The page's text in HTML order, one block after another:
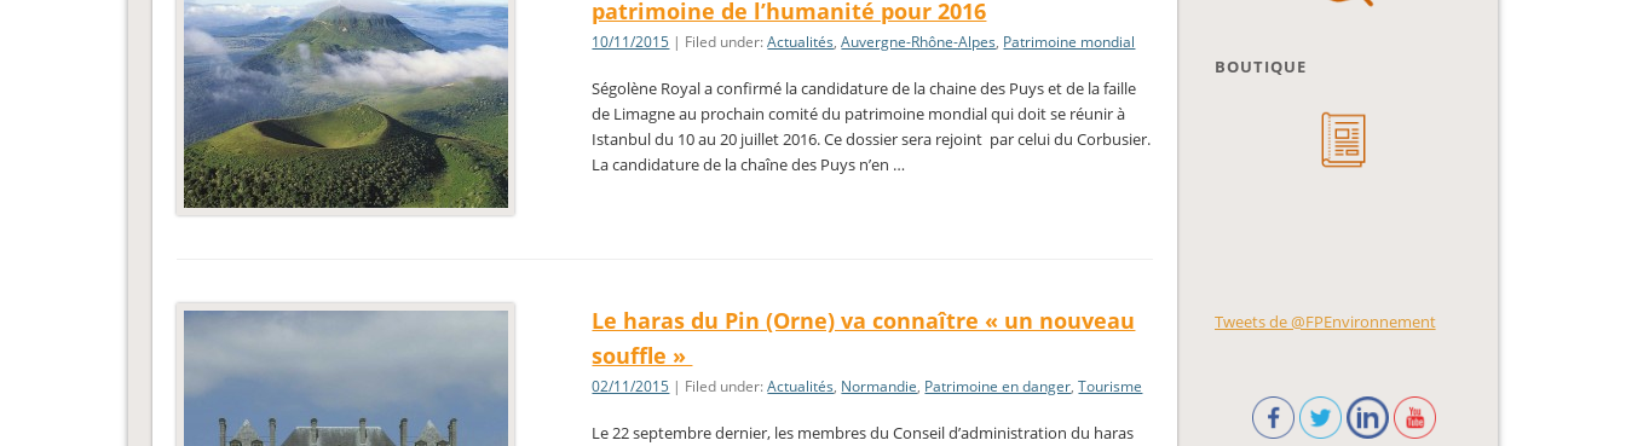
patrimoine de l’humanité pour 2016
10/11/2015 | Filed under:Actualités,Auvergne-Rhône-Alpes, Patrimoine mondial
Ségolène Royal a confirmé la candidature de la chaine des Puys et de la faille
de Limagne au prochain comité du patrimoine mondial qui doit se réunir à
Istanbul du 10 au 20 juillet 2016. Ce dossier sera rejoint par celui du Corbusier.
La candidature de la chaîne des Puys n’en …
Le haras du Pin (Orne) va connaître « un nouveau
souffle »
02/11/2015 | Filed under:Actualités, Normandie, Patrimoine en danger,Tourisme
Le 22 septembre dernier, les membres du Conseil d’administration du haras
BOUTIQUE
Tweets de @FPEnvironnement